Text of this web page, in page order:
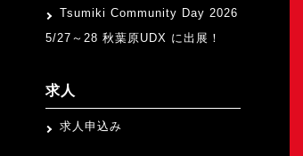
Tsumiki Community Day 2026
5/27～28 秋葉原UDX に出展！
求人
求人申込み